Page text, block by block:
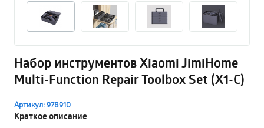
Набор инструментов Xiaomi JimiHome
Multi-Function Repair Toolbox Set (X1-C)
Артикул: 978910
Краткое описание